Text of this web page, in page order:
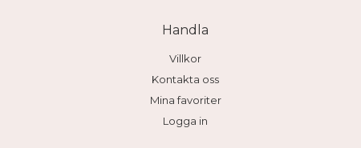
Handla
Villkor
Kontakta oss
Mina favoriter
Logga in